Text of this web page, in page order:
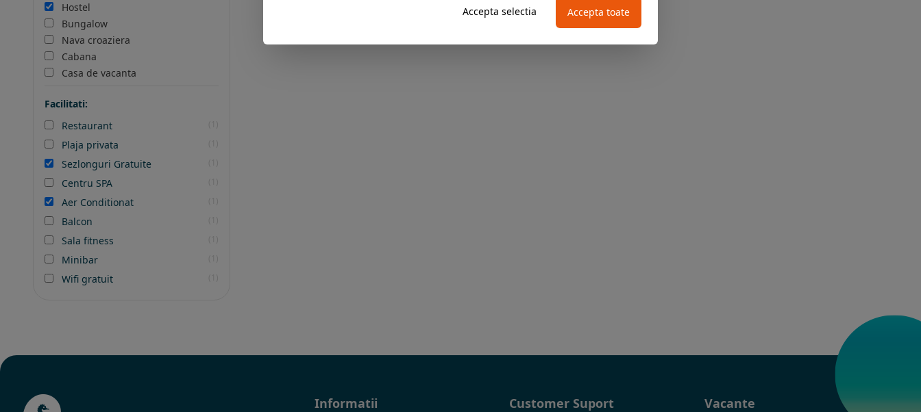
Hostel
Bungalow
Nava croaziera
Cabana
Casa de vacanta
Facilitati:
Restaurant
Plaja privata
Sezlonguri Gratuite
Centru SPA
Aer Conditionat
Balcon
Sala fitness
Minibar
Wifi gratuit
Informatii Customer Suport Vacante
Accepta selectia Accepta toate